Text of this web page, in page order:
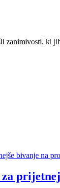
zanimivosti, ki